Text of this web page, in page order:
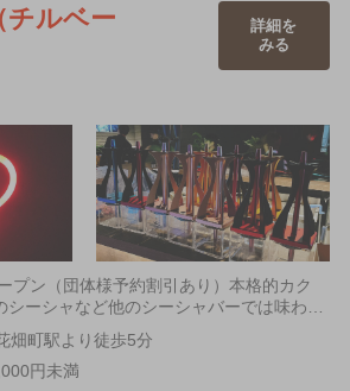
チルベー
詳細を
みる
プン（団体様予約割引あり）本格的カク
シーシャなど他のシーシャバーでは味わ…
町駅より徒歩5分
円未満